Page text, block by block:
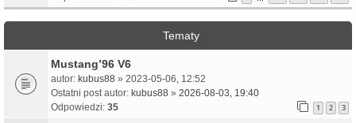
Tematy
Mustang’96 V6
autor: kubus88 » 2023-05-06, 12:52
Ostatni post autor: kubus88 » 2026-08-03, 19:40
Odpowiedzi: 35 1 2 3